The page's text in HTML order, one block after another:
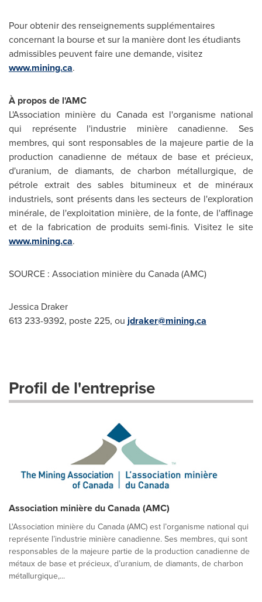
Pour obtenir des renseignements supplémentaires
concernant la bourse et sur la manière dont les étudiants
admissibles peuvent faire une demande, visitez
www.mining.ca.
À propos de l'AMC
L'Association minière du Canadaest l'organisme national
qui représente l'industrie minière canadienne. Ses
membres, qui sont responsables de la majeure partie de la
production canadienne de métaux de base et précieux,
d'uranium, de diamants, de charbon métallurgique, de
pétrole extrait des sables bitumineux et de minéraux
industriels, sont présents dans les secteurs de l'exploration
minérale, de l'exploitation minière, de la fonte, de l'affinage
et de la fabrication de produits semi-finis. Visitez le site
www.mining.ca.
SOURCE : Association minière du Canada (AMC)
Jessica Draker
613 233-9392, poste 225, ou jdraker@mining.ca
Profil de l'entreprise
Association minière du Canada (AMC)
L'Association minière du Canada (AMC) est l’organisme national qui
représente l’industrie minière canadienne. Ses membres, qui sont
responsables de la majeure partie de la production canadienne de
métaux de base et précieux, d’uranium, de diamants, de charbon
métallurgique,...